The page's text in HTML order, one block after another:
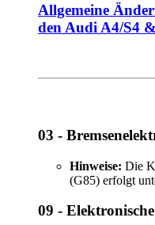
Allgemeine
den Audi A4/S4
03 -
Hinweise: Die
(G85) erfolgt
09 -